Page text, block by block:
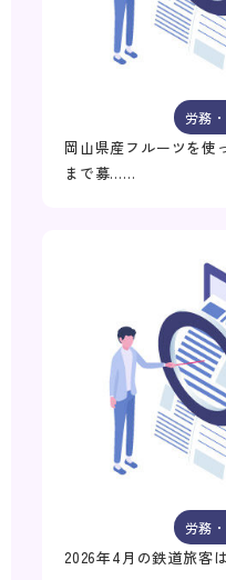
労務
岡山県産フルーツを使
まで募……
労務
2026年4月の鉄道旅客